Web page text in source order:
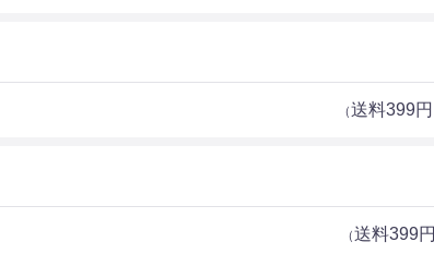
（送料399円
（送料399円